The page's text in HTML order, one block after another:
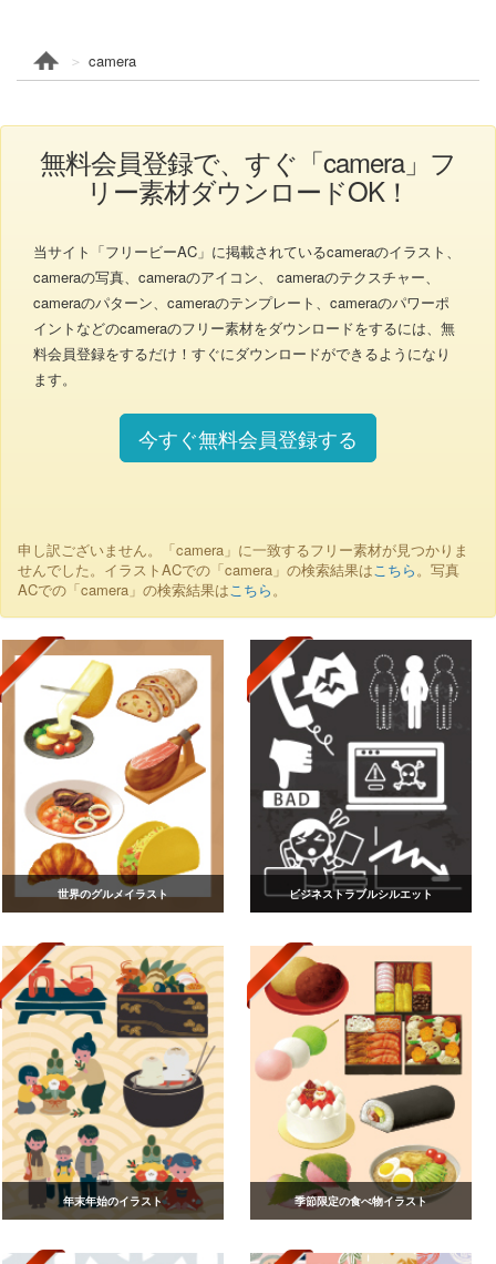
camera
無料会員登録で、すぐ「camera」フ
リー素材ダウンロードOK！
当サイト「フリービーAC」に掲載されているcameraのイラスト、
cameraの写真、cameraのアイコン、 cameraのテクスチャー、
cameraのパターン、cameraのテンプレート、cameraのパワーポ
イントなどのcameraのフリー素材をダウンロードをするには、無
料会員登録をするだけ！すぐにダウンロードができるようになり
ます。
今すぐ無料会員登録する
申し訳ございません。「camera」に一致するフリー素材が見つかりま
せんでした。イラストACでの「camera」の検索結果はこちら。写真
ACでの「camera」の検索結果はこちら。
世界のグルメイラスト ビジネストラブルシルエット
年末年始のイラスト 季節限定の食べ物イラスト